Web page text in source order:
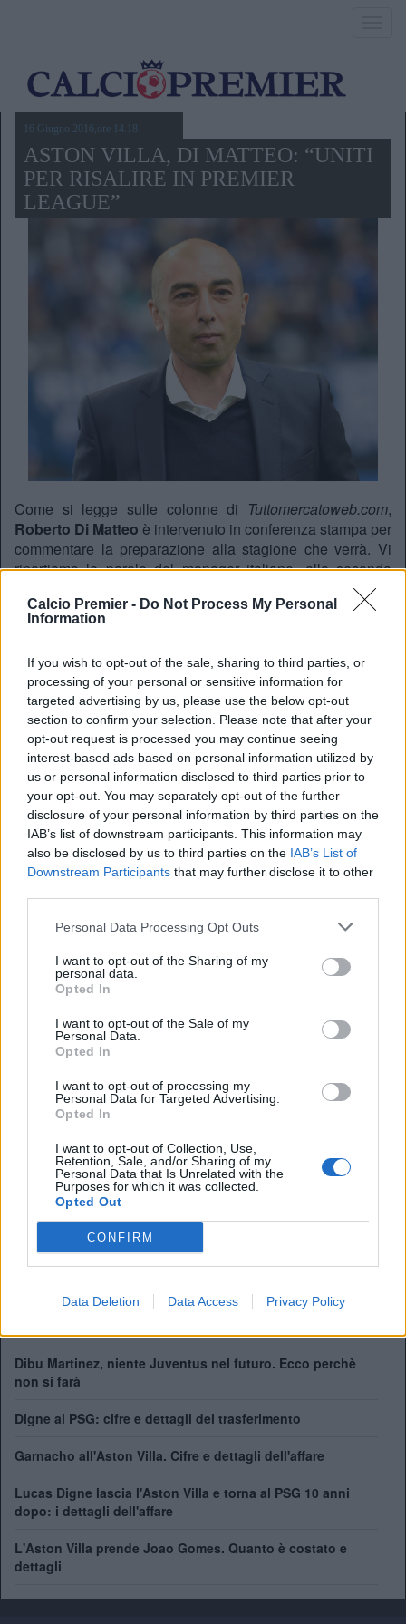
Calcio Premier - Do Not Process My Personal
Information
If you wish to opt-out of the sale, sharing to third parties, or
processing of your personal or sensitive information for
targeted advertising by us, please use the below opt-out
section to confirm your selection. Please note that after your
opt-out request is processed you may continue seeing
interest-based ads based on personal information utilized by
us or personal information disclosed to third parties prior to
your opt-out. You may separately opt-out of the further
disclosure of your personal information by third parties on the
IAB’s list of downstream participants. This information may
also be disclosed by us to third parties on the IAB’s List of
Downstream Participants that may further disclose it to other
Personal Data Processing Opt Outs
I want to opt-out of the Sharing of my
personal data.
Opted In
I want to opt-out of the Sale of my
Personal Data.
Opted In
I want to opt-out of processing my
Personal Data for Targeted Advertising.
Opted In
I want to opt-out of Collection, Use,
Retention, Sale, and/or Sharing of my
Personal Data that Is Unrelated with the
Purposes for which it was collected.
Opted Out
CONFIRM
Data Deletion Data Access Privacy Policy
16 Giugno 2016,ore 14.18
ASTON VILLA, DI MATTEO: “UNITI
PER RISALIRE IN PREMIER
LEAGUE”
Come si legge sulle colonne di Tuttomercatoweb.com,
Roberto Di Matteo è intervenuto in conferenza stampa per
commentare la preparazione alla stagione che verrà. Vi
riportiamo le parole del manager italiano, alla seconda
esperienza sulla panchina di un club britannico dopo
quella al Chelsea.
gruppo unito, di persone che sono disposte a lottare l’una
per l’altra. Questo è l’aspetto più importante, serve che i
giocatori mettano le loro capacità al servizio della squadra.
Sarà impegnativo trovare giocatori di questo genere, ma si
tratta di un progetto emozionante ed è per questo che ho
scelto di venire ad allenare qui”.
REDAZIONE
Twitter: @Calciopremier
Anno di Fondazione:1874
Stadio:Villa Park (42.682)
Presidente: Nassef Sawiris
Manager:Unay Emery
ALBO D'ORO
Premier League:7
League Cup:5
Champions League:1
Dibu Martinez, niente Juventus nel futuro. Ecco perchè
non si farà
Digne al PSG: cifre e dettagli del trasferimento
Garnacho all'Aston Villa. Cifre e dettagli dell'affare
Lucas Digne lascia l'Aston Villa e torna al PSG 10 anni
dopo: i dettagli dell'affare
L'Aston Villa prende Joao Gomes. Quanto è costato e
dettagli